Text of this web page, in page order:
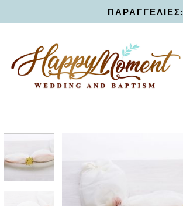
to
ΠΑΡΑΓΓΕΛΙΕΣ: